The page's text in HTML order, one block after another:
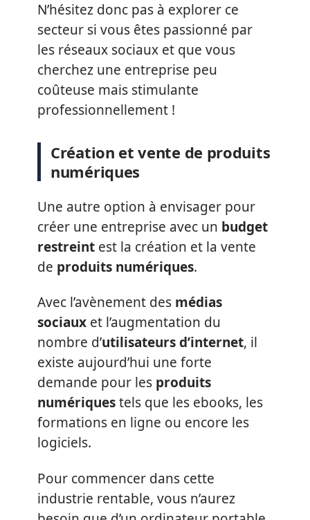
N’hésitez donc pas à explorer ce
secteur si vous êtes passionné par
les réseaux sociaux et que vous
cherchez une entreprise peu
coûteuse mais stimulante
professionnellement !
Création et vente de produits
numériques
Une autre option à envisager pour
créer une entreprise avec un budget
restreint est la création et la vente
de produits numériques.
Avec l’avènement des médias
sociaux et l’augmentation du
nombre d’utilisateurs d’internet, il
existe aujourd’hui une forte
demande pour les produits
numériquestels que les ebooks, les
formations en ligne ou encore les
logiciels.
Pour commencer dans cette
industrie rentable, vous n’aurez